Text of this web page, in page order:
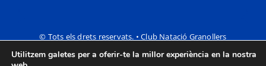
© Tots els drets reservats. • Club Natació Granollers
Política de privacitat Avís Legal
Utilitzem galetes per a oferir-te la millor experiència en la nostra